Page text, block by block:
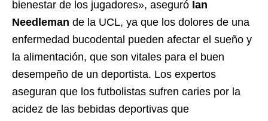
bienestar de los jugadores», aseguró Ian
Needleman de la UCL, ya que los dolores de una
enfermedad bucodental pueden afectar el sueño y
la alimentación, que son vitales para el buen
desempeño de un deportista. Los expertos
aseguran que los futbolistas sufren caries por la
acidez de las bebidas deportivas que